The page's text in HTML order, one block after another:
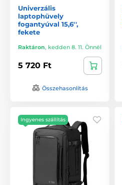
Univerzális
laptophüvely
fogantyúval 15,6'',
fekete
Raktáron, kedden 8. 11. Önnél
5 720 Ft
Összehasonlítás
Ingyenes szállítás